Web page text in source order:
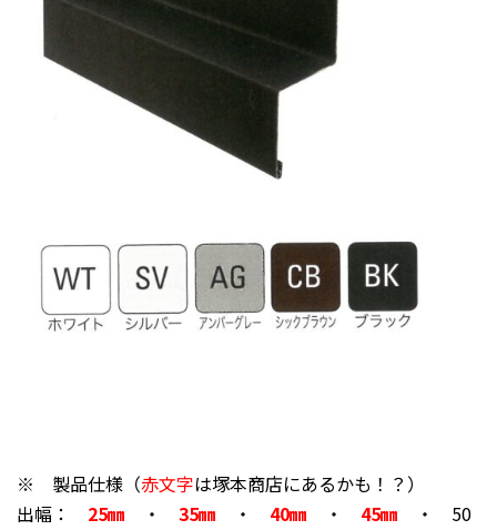
※ 製品仕様（赤文字は塚本商店にあるかも！？）
出幅： 25㎜ ・ 35㎜ ・ 40㎜ ・ 45㎜ ・ 50